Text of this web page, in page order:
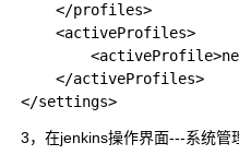
    </profiles>
    <activeProfiles>
    </activeProfiles>
3，在jenkins操作界面---系统管